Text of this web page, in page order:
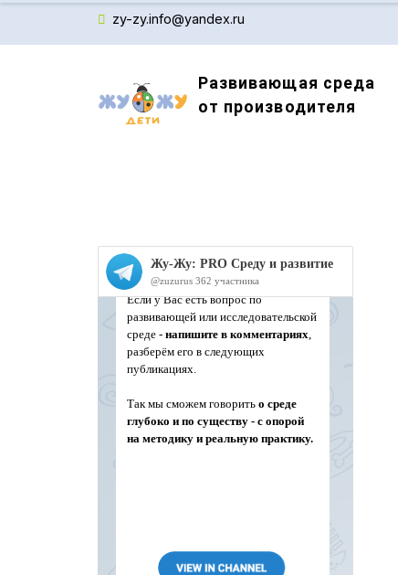
zy-zy.info@yandex.ru
Развивающая среда
от производителя